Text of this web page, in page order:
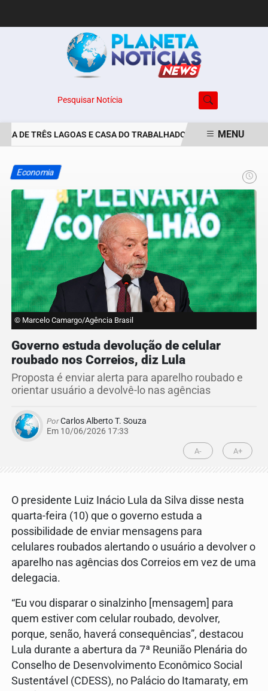
Pesquisar Notícia
DE TRÊS LAGOAS E CASA DO TRABALHADOR DIVULGAM VAGAS
MENU
Economia
© Marcelo Camargo/Agência Brasil
Governo estuda devolução de celular
roubado nos Correios, diz Lula
Proposta é enviar alerta para aparelho roubado e
orientar usuário a devolvê-lo nas agências
PorCarlos Alberto T. Souza
Em 10/06/2026 17:33
A- A+
O presidente Luiz Inácio Lula da Silva disse nesta
quarta-feira (10) que o governo estuda a
possibilidade de enviar mensagens para
celulares roubados alertando o usuário a devolver o
aparelho nas agências dos Correios em vez de uma
delegacia.
“Eu vou disparar o sinalzinho [mensagem] para
quem estiver com celular roubado, devolver,
porque, senão, haverá consequências”, destacou
Lula durante a abertura da 7ª Reunião Plenária do
Conselho de Desenvolvimento Econômico Social
Sustentável (CDESS), no Palácio do Itamaraty, em